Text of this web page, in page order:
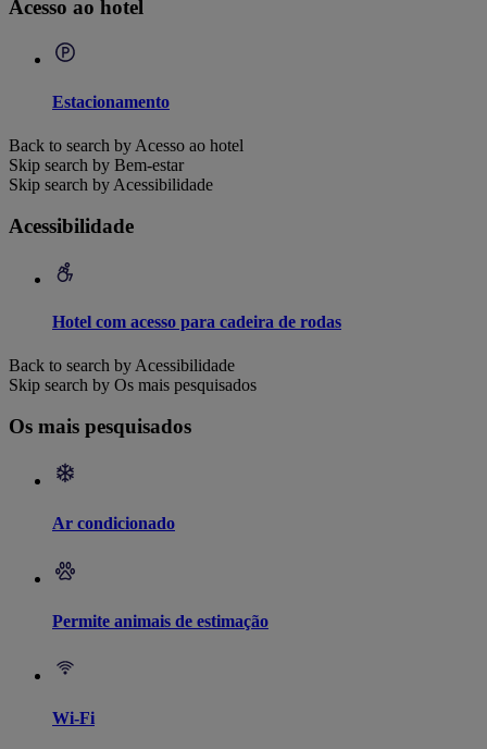
Acesso ao hotel
Estacionamento
Back to search by Acesso ao hotel
Skip search by Bem-estar
Skip search by Acessibilidade
Acessibilidade
Hotel com acesso para cadeira de rodas
Back to search by Acessibilidade
Skip search by Os mais pesquisados
Os mais pesquisados
Ar condicionado
Permite animais de estimação
Wi-Fi